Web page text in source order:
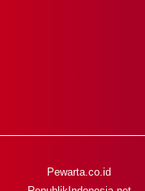
Pewarta.co.id